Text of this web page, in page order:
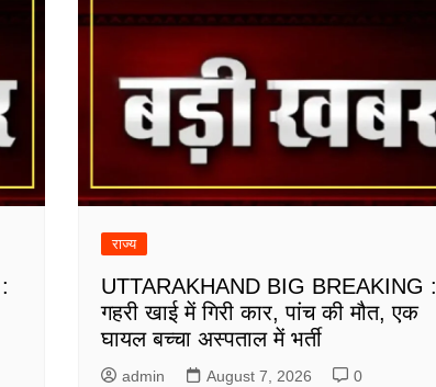
राज्य
UTTARAKHAND BIG BREAKING :
गहरी खाई में गिरी कार, पांच की मौत, एक
घायल बच्चा अस्पताल में भर्ती
admin August 7, 2026 0